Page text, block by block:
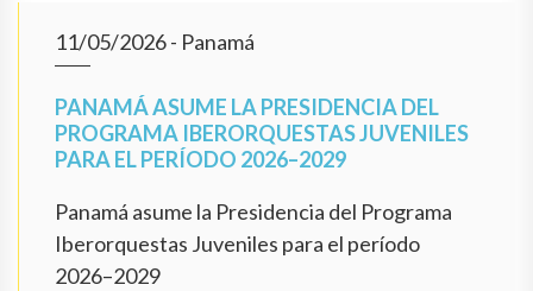
11/05/2026- Panamá
PANAMÁ ASUME LA PRESIDENCIA DEL
PROGRAMA IBERORQUESTAS JUVENILES
PARA EL PERÍODO 2026–2029
Panamá asume la Presidencia del Programa
Iberorquestas Juveniles para el período
2026–2029